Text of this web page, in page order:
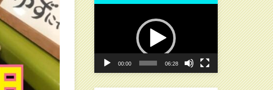
動
画
プ
レ
ー
ヤ
ー
00:00 06:28